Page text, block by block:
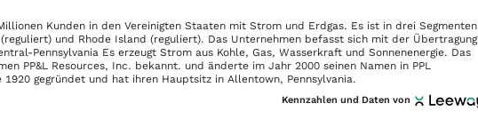
Kunden in den Vereinigten Staaten mit Strom und Erdgas. Es ist in drei Segmenten
und Rhode Island (reguliert). Das Unternehmen befasst sich mit der Übertragung
Pennsylvania Es erzeugt Strom aus Kohle, Gas, Wasserkraft und Sonnenenergie. Das
PP&L Resources, Inc. bekannt. und änderte im Jahr 2000 seinen Namen in PPL
gegründet und hat ihren Hauptsitz in Allentown, Pennsylvania.
Kennzahlen und Daten von